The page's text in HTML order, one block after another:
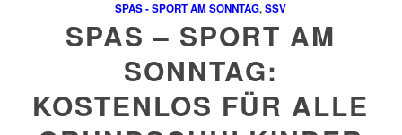
SPAS - SPORT AM SONNTAG,SSV
SPAS – SPORT AM
SONNTAG:
KOSTENLOS FÜR ALLE